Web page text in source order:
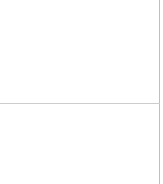
端子对应品
应部件。
围环境选择